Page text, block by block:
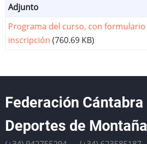
Adjunto
Programa del curso, con
inscripción (760.69 KB)
Federación Cántabra
Deportes de